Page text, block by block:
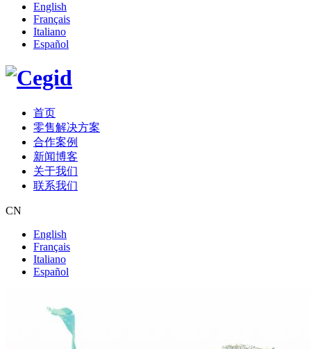
English
Français
Italiano
Español
首页
零售解决方案
合作案例
新闻博客
关于我们
联系我们
CN
English
Français
Italiano
Español